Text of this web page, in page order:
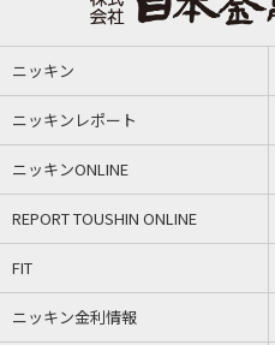
ニッキン
ニッキンレポート
ニッキンONLINE
REPORT TOUSHIN ONLINE
FIT
ニッキン金利情報